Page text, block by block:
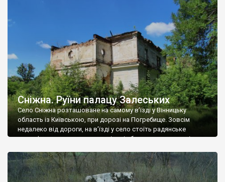
Наддністрянське відрізняється від більшості навколишніх
сіл. У селі є мурована Михайлівська церква. Точної дати […]
Сніжна. Руїни палацу Залеських
Село Сніжна розташоване на самому в’їзді у Вінницьку
область із Київською, при дорозі на Погребище. Зовсім
недалеко від дороги, на в’їзді у село стоїть радянське
рельєфне пано, яке показує жінку і яблуню, а трохи далі, десь
не видно, але видно дві стареньких колії у траві – […]